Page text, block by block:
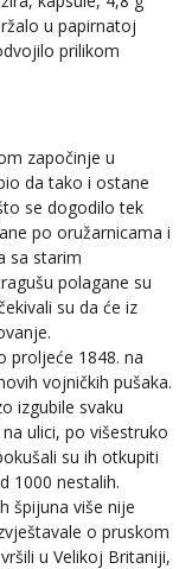
u papirnatoj
prilikom
započinje u
da tako i ostane
se dogodilo tek
po oružarnicama i
sa starim
polagane su
su da će iz
proljeće 1848. na
vojničkih pušaka.
izgubile svaku
ulici, po višestruko
su ih otkupiti
1000 nestalih.
špijuna više nije
o pruskom
u Velikoj Britaniji,